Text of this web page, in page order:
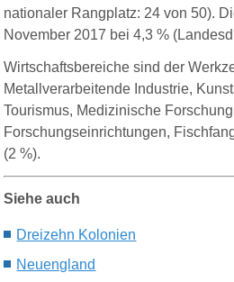
nationaler Rangplatz: 24 von 50).
November 2017 bei 4,3 %
Wirtschaftsbereiche sind der
Metallverarbeitende Industrie,
Tourismus, Medizinische
Forschungseinrichtungen,
(2 %).
Siehe auch
Dreizehn Kolonien
Neuengland